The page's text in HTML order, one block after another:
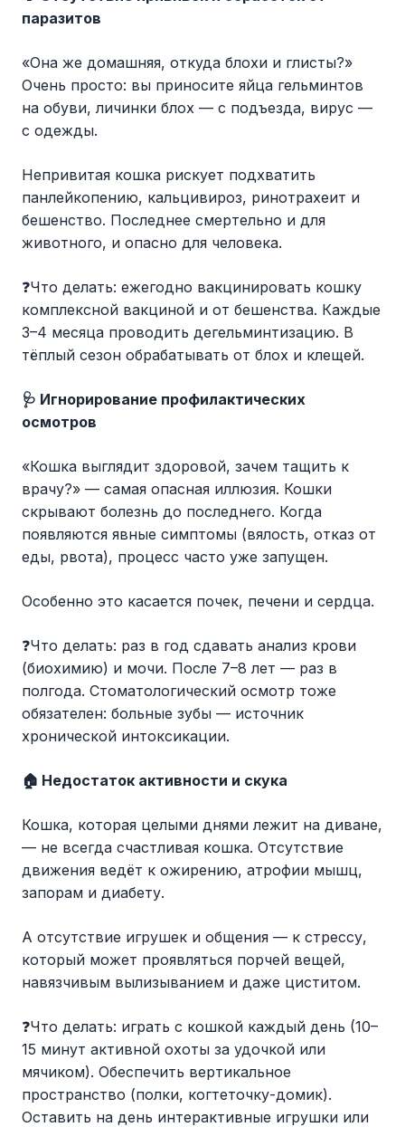
паразитов
«Она же домашняя, откуда блохи и глисты?»
Очень просто: вы приносите яйца гельминтов
на обуви, личинки блох — с подъезда, вирус —
с одежды.
Непривитая кошка рискует подхватить
панлейкопению, кальцивироз, ринотрахеит и
бешенство. Последнее смертельно и для
животного, и опасно для человека.
❓Что делать: ежегодно вакцинировать кошку
комплексной вакциной и от бешенства. Каждые
3–4 месяца проводить дегельминтизацию. В
тёплый сезон обрабатывать от блох и клещей.
🩺 Игнорирование профилактических
осмотров
«Кошка выглядит здоровой, зачем тащить к
врачу?» — самая опасная иллюзия. Кошки
скрывают болезнь до последнего. Когда
появляются явные симптомы (вялость, отказ от
еды, рвота), процесс часто уже запущен.
Особенно это касается почек, печени и сердца.
❓Что делать: раз в год сдавать анализ крови
(биохимию) и мочи. После 7–8 лет — раз в
полгода. Стоматологический осмотр тоже
обязателен: больные зубы — источник
хронической интоксикации.
🏠 Недостаток активности и скука
Кошка, которая целыми днями лежит на диване,
— не всегда счастливая кошка. Отсутствие
движения ведёт к ожирению, атрофии мышц,
запорам и диабету.
А отсутствие игрушек и общения — к стрессу,
который может проявляться порчей вещей,
навязчивым вылизыванием и даже циститом.
❓Что делать: играть с кошкой каждый день (10–
15 минут активной охоты за удочкой или
мячиком). Обеспечить вертикальное
пространство (полки, когтеточку-домик).
Оставить на день интерактивные игрушки или